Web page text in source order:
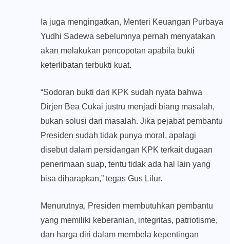
Ia juga mengingatkan, Menteri Keuangan Purbaya
Yudhi Sadewa sebelumnya pernah menyatakan
akan melakukan pencopotan apabila bukti
keterlibatan terbukti kuat.
“Sodoran bukti dari KPK sudah nyata bahwa
Dirjen Bea Cukai justru menjadi biang masalah,
bukan solusi dari masalah. Jika pejabat pembantu
Presiden sudah tidak punya moral, apalagi
disebut dalam persidangan KPK terkait dugaan
penerimaan suap, tentu tidak ada hal lain yang
bisa diharapkan,” tegas Gus Lilur.
Menurutnya, Presiden membutuhkan pembantu
yang memiliki keberanian, integritas, patriotisme,
dan harga diri dalam membela kepentingan